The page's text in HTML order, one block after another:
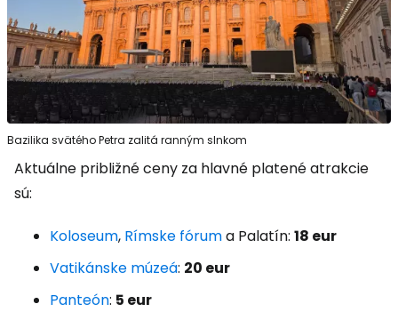
Bazilika svätého Petra zalitá ranným slnkom
Aktuálne približné ceny za hlavné platené atrakcie
sú:
Koloseum, Rímske fóruma Palatín: 18 eur
Vatikánske múzeá: 20 eur
Panteón: 5 eur